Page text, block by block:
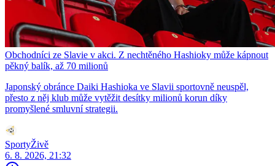
Obchodníci ze Slavie v akci. Z nechtěného Hashioky může kápnout
pěkný balík, až 70 milionů
Japonský obránce Daiki Hashioka ve Slavii sportovně neuspěl,
přesto z něj klub může vytěžit desítky milionů korun díky
promyšlené smluvní strategii.
SportyŽivě
6. 8. 2026, 21:32